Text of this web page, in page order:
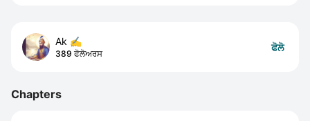
Ak ✍️
389 ਫੋਲੋਅਰਸ
ਫੋਲੋ
Chapters